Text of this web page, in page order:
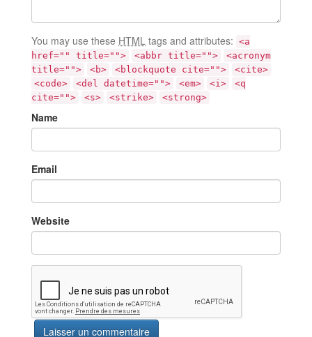
You may use these HTML tags and attributes: <a
href="" title="">
<abbr title="">
<acronym
title="">
<b> <blockquote cite="">
<cite>
<code>
<del datetime=""> <em> <i>
<q
cite="">
<s> <strike> <strong>
Name
Email
Website